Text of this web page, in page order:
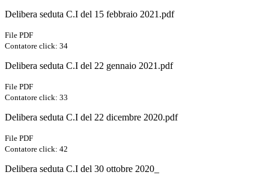
Delibera seduta C.I del 15 febbraio 2021.pdf
File PDF
Contatore click: 34
Delibera seduta C.I del 22 gennaio 2021.pdf
File PDF
Contatore click: 33
Delibera seduta C.I del 22 dicembre 2020.pdf
File PDF
Contatore click: 42
Delibera seduta C.I del 30 ottobre 2020_